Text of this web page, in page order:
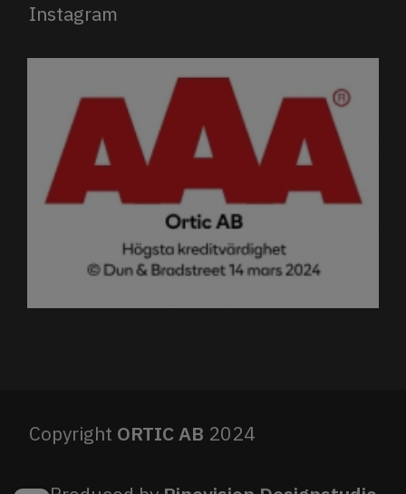
Instagram
Copyright ORTIC AB 2024